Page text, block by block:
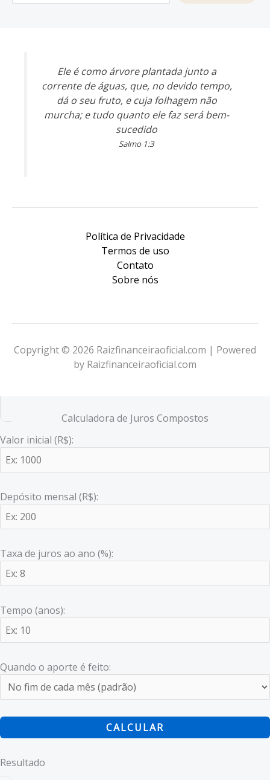
Ele é como árvore plantada junto a
corrente de águas, que, no devido tempo,
dá o seu fruto, e cuja folhagem não
murcha; e tudo quanto ele faz será bem-
sucedido
Salmo 1:3
Política de Privacidade
Termos de uso
Contato
Sobre nós
Copyright © 2026 Raizfinanceiraoficial.com | Powered
by Raizfinanceiraoficial.com
Calculadora de Juros Compostos
Valor inicial (R$):
Depósito mensal (R$):
Taxa de juros ao ano (%):
Tempo (anos):
Quando o aporte é feito:
CALCULAR
Resultado